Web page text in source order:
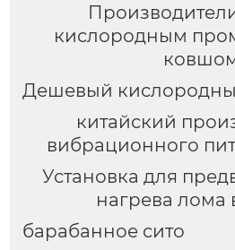
кислородным
Дешевый
китайский
вибрационного
Установка для
нагрева лома
барабанное сито